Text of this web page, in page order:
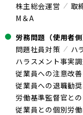
株主総会運営
取
M＆A
労務問題（使用者側
問題社員対策
ハ
ハラスメント事実
従業員への注意改
従業員への退職勧
労働基準監督官と
従業員との個別労